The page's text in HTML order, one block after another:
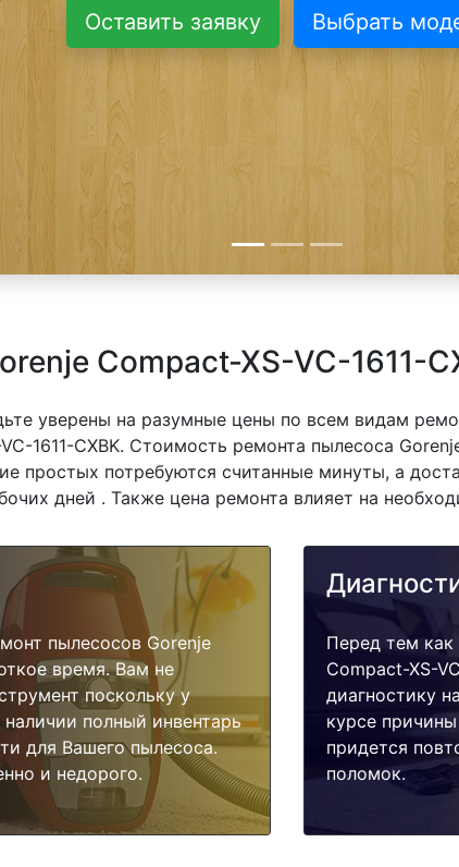
Оставить заявку Выбрать
Compact-XS-VC-1611-
уверены на разумные цены по всем видам
1611-CXBK. Стоимость ремонта пылесоса
простых потребуются считанные минуты, а
дней . Также цена ремонта влияет на
пылесосов Gorenje
время. Вам не
поскольку у
полный инвентарь
для Вашего пылесоса.
и недорого.
Перед тем как
Compact-XS-
диагностику
курсе
придется
поломок.